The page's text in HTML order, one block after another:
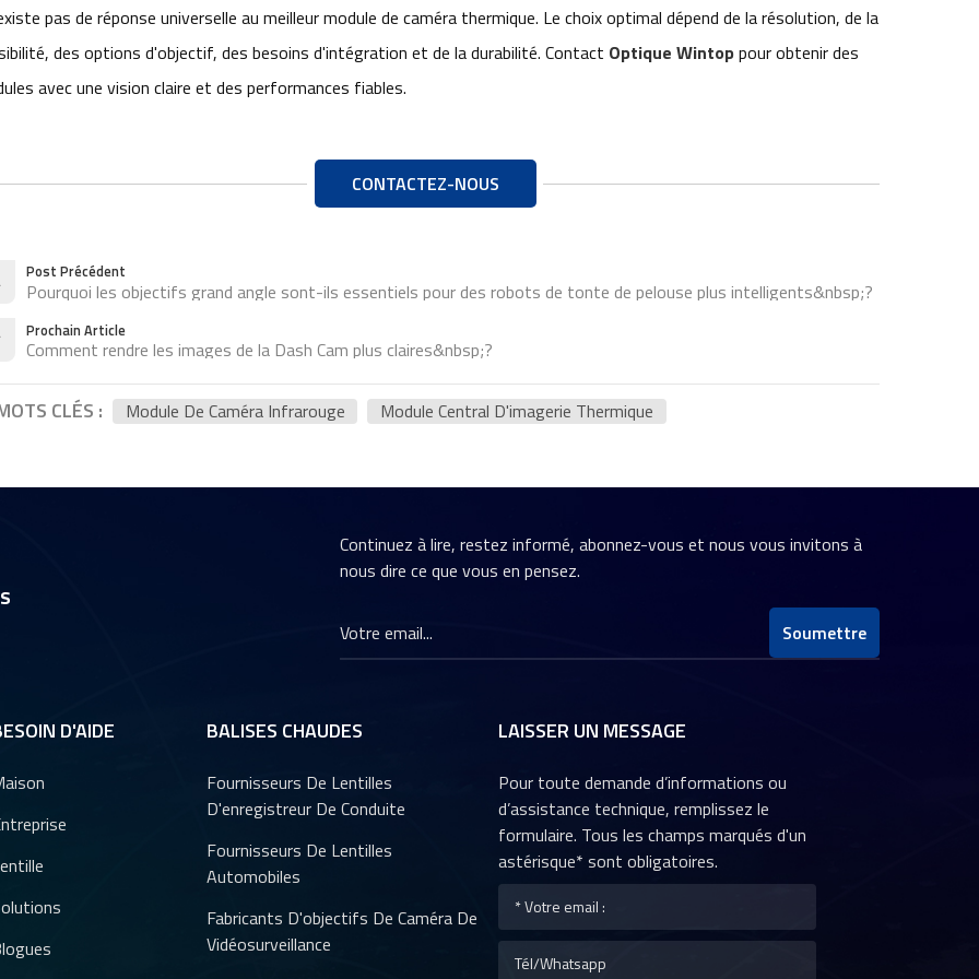
pas de réponse universelle au meilleur module de caméra thermique. Le choix optimal dépend de la résolution, de la
des options d'objectif, des besoins d'intégration et de la durabilité. Contact Optique Wintoppour obtenir des
avec une vision claire et des performances fiables.
CONTACTEZ-NOUS
Post Précédent
Pourquoi les objectifs grand angle sont-ils essentiels pour des robots de tonte de pelouse plus intelligents&nbsp;?
Prochain Article
Comment rendre les images de la Dash Cam plus claires&nbsp;?
CLÉS : Module De Caméra Infrarouge Module Central D'imagerie Thermique
Continuez à lire, restez informé, abonnez-vous et nous vous invitons à
nous dire ce que vous en pensez.
Soumettre
D'AIDE BALISES CHAUDES
Fournisseurs De Lentilles
D'enregistreur De Conduite
Fournisseurs De Lentilles
Automobiles
Fabricants D'objectifs De Caméra De
Vidéosurveillance
LAISSER UN MESSAGE
Pour toute demande d’informations ou
d’assistance technique, remplissez le
formulaire. Tous les champs marqués d'un
astérisque* sont obligatoires.